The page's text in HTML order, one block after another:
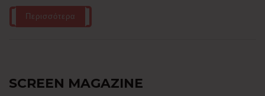
Περισσότερα
SCREEN MAGAZINE